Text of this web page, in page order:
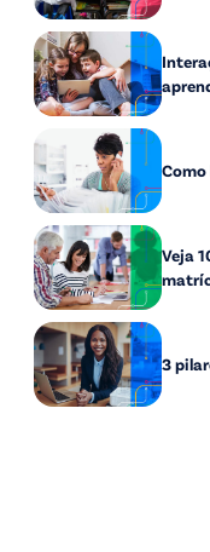
Veja
3